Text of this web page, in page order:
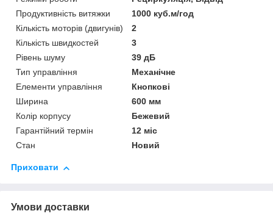
Продуктивність витяжки
1000 куб.м/год
Кількість моторів (двигунів)
2
Кількість швидкостей
3
Рівень шуму
39 дБ
Тип управління
Механічне
Елементи управління
Кнопкові
Ширина
600 мм
Колір корпусу
Бежевий
Гарантійний термін
12 міс
Стан
Новий
Приховати
Умови доставки